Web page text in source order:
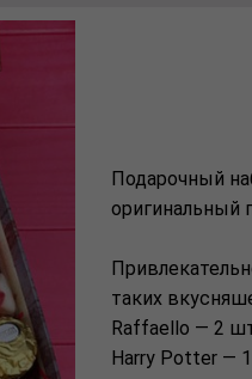
Подарочный
оригинальный
таких
Raffaello — 2
Harry Potter —